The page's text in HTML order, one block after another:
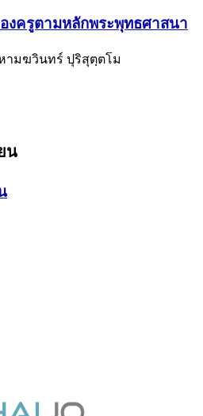
งครูตามหลักพระพุทธศาสนา
ามฆวินทร์ ปุริสุตฺตโม
น